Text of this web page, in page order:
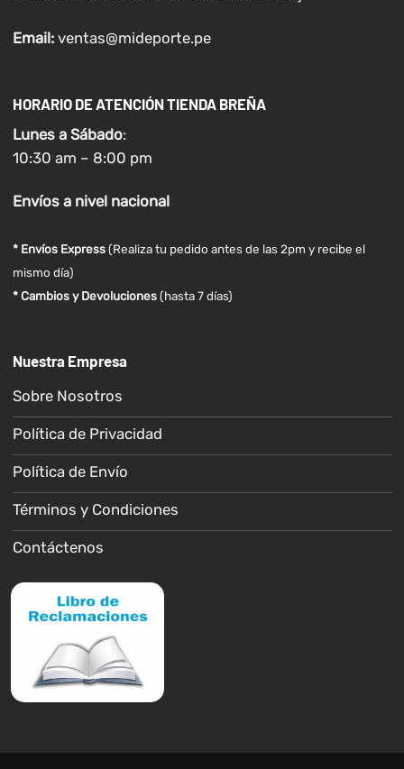
Email: ventas@mideporte.pe
HORARIO DE ATENCIÓN TIENDA BREÑA
Lunes a Sábado:
10:30 am – 8:00 pm
Envíosa nivel nacional
* Envíos Express(Realiza tu pedido antes de las 2pm y recibe el
mismo día)
* Cambios y Devoluciones (hasta 7 días)
Nuestra Empresa
Sobre Nosotros
Política de Privacidad
Política de Envío
Términos y Condiciones
Contáctenos